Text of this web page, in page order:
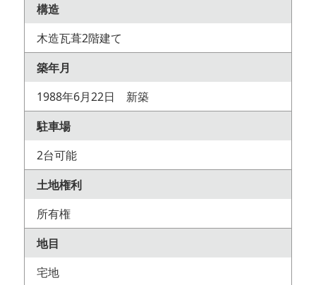
構造
木造瓦葺2階建て
築年月
1988年6月22日 新築
駐車場
2台可能
土地権利
所有権
地目
宅地